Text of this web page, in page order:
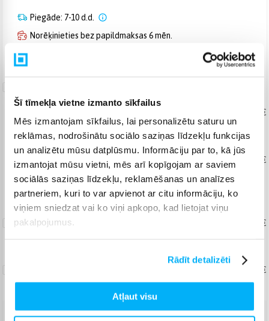
Šī tīmekļa vietne izmanto sīkfailus
Mēs izmantojam sīkfailus, lai personalizētu saturu un
reklāmas, nodrošinātu sociālo saziņas līdzekļu funkcijas
un analizētu mūsu datplūsmu. Informāciju par to, kā jūs
izmantojat mūsu vietni, mēs arī kopīgojam ar saviem
sociālās saziņas līdzekļu, reklamēšanas un analīzes
partneriem, kuri to var apvienot ar citu informāciju, ko
viņiem sniedzat vai ko viņi apkopo, kad lietojat viņu
pakalpojumus.
Rādīt detalizēti
Atļaut visu
Piegāde: 7-10 d.d.
Norēķinieties bez papildmaksas 6 mēn.
No 98,26 €
+ 2 + 3 + 4 + 5 gadi
Produkta maiņa No 132,17 €
+ 2 + 3 gadi
Microsoft 365
Personal
99,99 €
18,99 €